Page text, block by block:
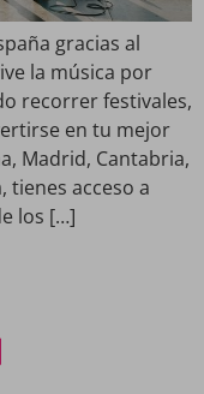
gracias al
la música por
recorrer festivales,
en tu mejor
Madrid, Cantabria,
tienes acceso a
los […]